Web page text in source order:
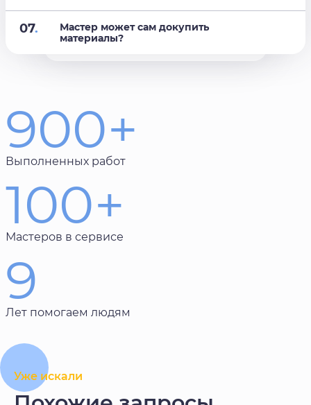
07.
Мастер может сам докупить
материалы?
900+
Выполненных работ
100+
Мастеров в сервисе
9
Лет помогаем людям
Уже искали